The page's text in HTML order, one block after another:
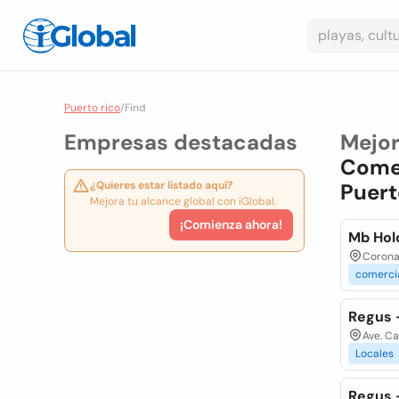
Puerto rico/Find
Empresas destacadas
¿Quieres estar listado aquí?
Mejora tu alcance global con iGlobal.
¡Comienza ahora!
Mb
Regus
Ave.
Locales